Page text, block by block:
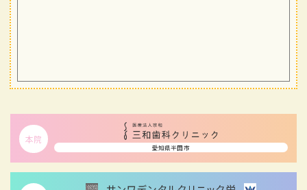
本院
愛知県半田市